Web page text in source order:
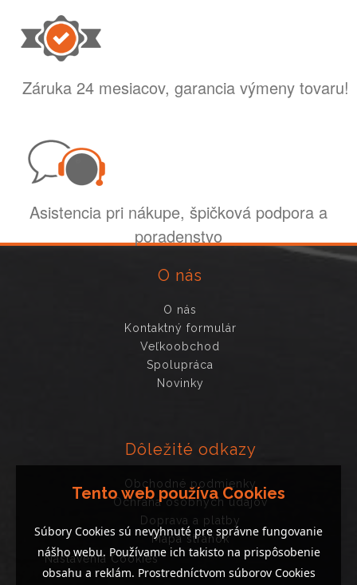
Záruka 24 mesiacov, garancia výmeny tovaru!
Asistencia pri nákupe, špičková podpora a
poradenstvo
O nás
O nás
Kontaktný formulár
Veľkoobchod
Spolupráca
Novinky
Dôležité odkazy
Obchodné podmienky
Ochrana osobných údajov
Doprava a platby
Mapa stránok
Nastavenia Cookies
Tento web používa Cookies
Súbory Cookies sú nevyhnuté pre správne fungovanie
nášho webu. Používame ich takisto na prispôsobenie
obsahu a reklám. Prostredníctvom súborov Cookies